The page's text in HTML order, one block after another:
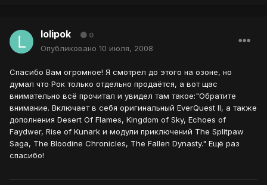
lolipok 0
Опубликовано 10 июля, 2008
Спасибо Вам огромное! Я смотрел до этого на озоне, но
думал что Рок только отдельно продаётся, а вот щас
внимательно всё прочитал и увидел там такое:"Обратите
внимание. Включает в себя оригинальный EverQuest II, а также
дополнения Desert Of Flames, Kingdom of Sky, Echoes of
Faydwer, Rise of Kunark и модули приключений The Splitpaw
Saga, The Bloodine Chronicles, The Fallen Dynasty." Ещё раз
спасибо!